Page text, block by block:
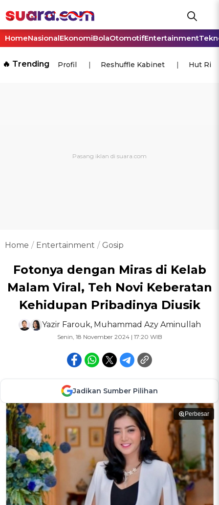
HomeNasionalEkonomiBolaOtomotifEntertainment
🔥 Trending Profil Reshuffle Kabinet Hut Ri
Home Entertainment Gosip
Fotonya dengan Miras di Kelab
Malam Viral, Teh Novi Keberatan
Kehidupan Pribadinya Diusik
Yazir Farouk, Muhammad Azy Aminullah
Senin, 18 November 2024 | 17:20 WIB
Jadikan Sumber Pilihan
Perbesar